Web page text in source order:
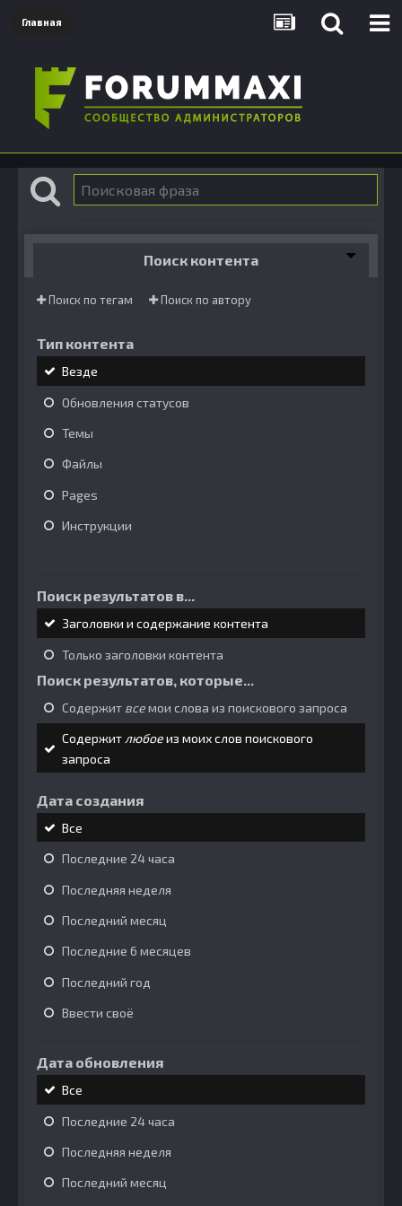
Главная
Поиск контента
Поиск по тегам Поиск по автору
Тип контента
Везде
Обновления статусов
Темы
Файлы
Pages
Инструкции
Поиск результатов в...
Заголовки и содержание контента
Только заголовки контента
Поиск результатов, которые...
Содержит всемои слова из поискового запроса
Содержитлюбоеиз моих слов поискового
запроса
Дата создания
Все
Последние 24 часа
Последняя неделя
Последний месяц
Последние 6 месяцев
Последний год
Ввести своё
Дата обновления
Все
Последние 24 часа
Последняя неделя
Последний месяц